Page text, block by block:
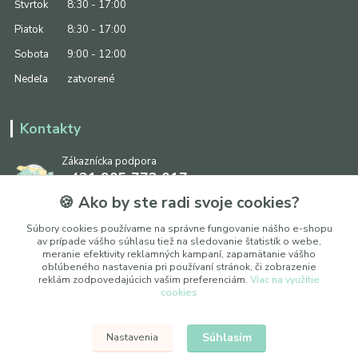
Štvrtok
8:30 - 17:00
Piatok
8:30 - 17:00
Sobota
9:00 - 12:00
Nedeľa
zatvorené
Kontakty
Zákaznícka podpora
+421 905 773 017
(Po-Pia, 8:30 - 17:00, So: 9:00 - 12:00)
info@ipapier.sk
Upraviť nastavenia cookies
🍪 Ako by ste radi svoje cookies?
Súbory cookies používame na správne fungovanie nášho e-shopu
av prípade vášho súhlasu tiež na sledovanie štatistík o webe,
meranie efektivity reklamných kampaní, zapamätanie vášho
obľúbeného nastavenia pri používaní stránok, či zobrazenie
reklám zodpovedajúcich vašim preferenciám. Viac na využitie
cookies
Nastavenia Súhlasím